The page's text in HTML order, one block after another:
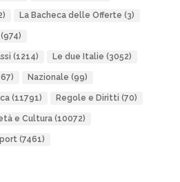
La Bacheca delle Offerte (3)
(974)
(1214) Le due Italie (3052)
Nazionale (99)
(11791) Regole e Diritti (70)
e Cultura(10072)
(7461)